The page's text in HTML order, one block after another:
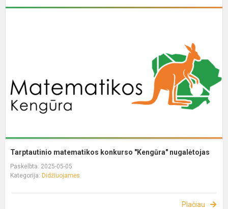
Tarptautinio matematikos konkurso "Kengūra" nugalėtojas
Paskelbta: 2025-05-05
Kategorija: Didžiuojamės
Plačiau